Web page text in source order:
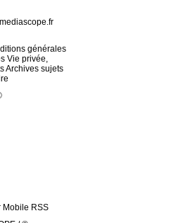
générales
Vie privée,
Archives sujets
Mobile RSS